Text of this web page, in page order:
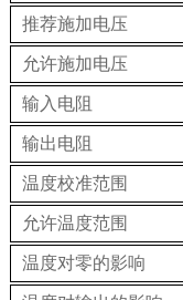
推荐施加电压
允许施加电压
输入电阻
输出电阻
温度校准范围
允许温度范围
温度对零的影响